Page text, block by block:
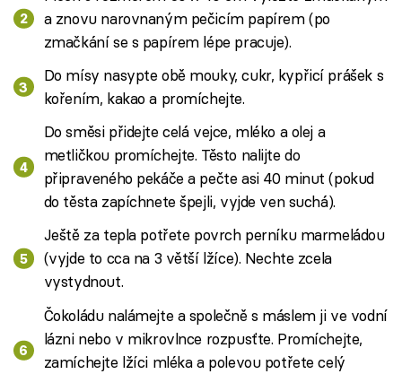
a znovu narovnaným pečicím papírem (po
zmačkání se s papírem lépe pracuje).
Do mísy nasypte obě mouky, cukr, kypřicí prášek s
kořením, kakao a promíchejte.
Do směsi přidejte celá vejce, mléko a olej a
metličkou promíchejte. Těsto nalijte do
připraveného pekáče a pečte asi 40 minut (pokud
do těsta zapíchnete špejli, vyjde ven suchá).
Ještě za tepla potřete povrch perníku marmeládou
(vyjde to cca na 3 větší lžíce). Nechte zcela
vystydnout.
Čokoládu nalámejte a společně s máslem ji ve vodní
lázni nebo v mikrovlnce rozpusťte. Promíchejte,
zamíchejte lžíci mléka a polevou potřete celý